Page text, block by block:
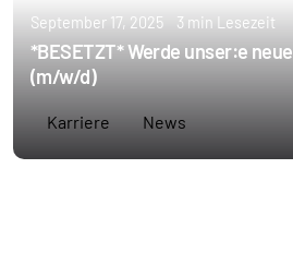
September 17, 2025 3 min Lesezeit
*BESETZT* Werde unser:e
(m/w/d)
Karriere News